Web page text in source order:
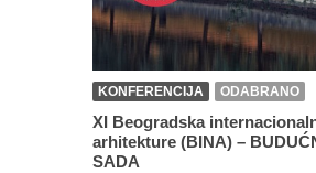
KONFERENCIJA ODABRANO
XI Beogradska
arhitekture (BINA) –
SADA